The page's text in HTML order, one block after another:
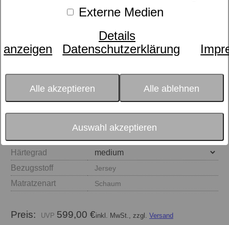
Externe Medien
Details
anzeigen
Datenschutzerklärung
Alle akzeptieren Alle ablehnen
Auswahl akzeptieren
Härtegrad
Bezugsstoff
Jersey
Matratzenart Schaum
Preis: 599,00 €inkl. MwSt., zzgl. Versand